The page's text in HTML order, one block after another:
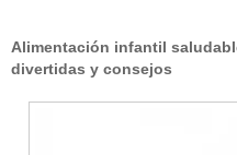
Alimentación infantil
divertidas y consejos